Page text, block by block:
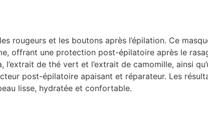
rougeurs et les boutons après l’épilation. Ce
offrant une protection post-épilatoire après le
de thé vert et l’extrait de camomille, ainsi
post-épilatoire apaisant et réparateur. Les
lisse, hydratée et confortable.